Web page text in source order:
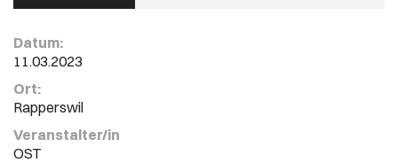
Datum:
11.03.2023
Ort:
Rapperswil
Veranstalter/in
OST